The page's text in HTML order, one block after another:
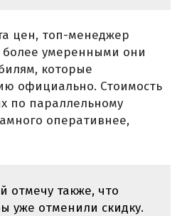
цен, топ-менеджер
более умеренными они
которые
официально. Стоимость
по параллельному
оперативнее,
отмечу также, что
уже отменили скидку.